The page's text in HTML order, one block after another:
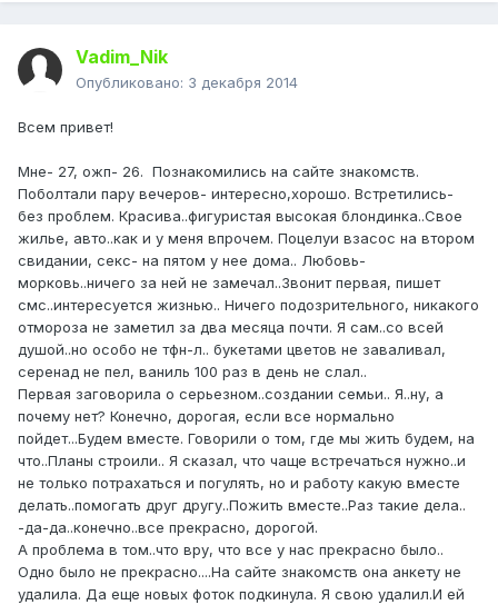
Vadim_Nik
Опубликовано: 3 декабря 2014
Всем привет!
Мне- 27, ожп- 26. Познакомились на сайте знакомств.
Поболтали пару вечеров- интересно,хорошо. Встретились-
без проблем. Красива..фигуристая высокая блондинка..Свое
жилье, авто..как и у меня впрочем. Поцелуи взасос на втором
свидании, секс- на пятом у нее дома.. Любовь-
морковь..ничего за ней не замечал..Звонит первая, пишет
смс..интересуется жизнью.. Ничего подозрительного, никакого
отмороза не заметил за два месяца почти. Я сам..со всей
душой..но особо не тфн-л.. букетами цветов не заваливал,
серенад не пел, ваниль 100 раз в день не слал..
Первая заговорила о серьезном..создании семьи.. Я..ну, а
почему нет? Конечно, дорогая, если все нормально
пойдет...Будем вместе. Говорили о том, где мы жить будем, на
что..Планы строили.. Я сказал, что чаще встречаться нужно..и
не только потрахаться и погулять, но и работу какую вместе
делать..помогать друг другу..Пожить вместе..Раз такие дела..
-да-да..конечно..все прекрасно, дорогой.
А проблема в том..что вру, что все у нас прекрасно было..
Одно было не прекрасно....На сайте знакомств она анкету не
удалила. Да еще новых фоток подкинула. Я свою удалил.И ей